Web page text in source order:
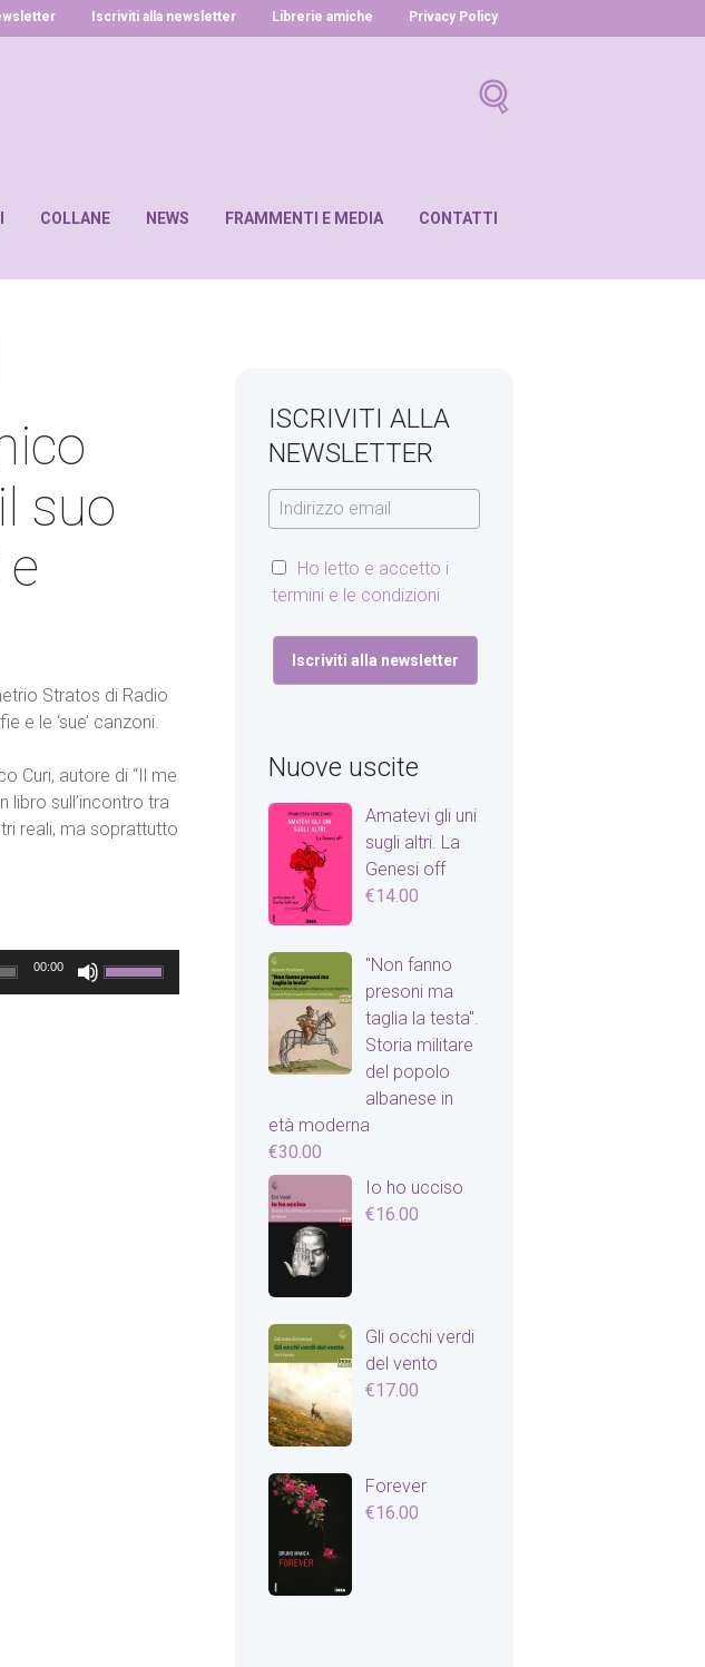
Iscriviti alla newsletter Librerie amiche Privacy Policy
COLLANE NEWS FRAMMENTI E MEDIA CONTATTI
suo
Stratos di Radio
e le ‘sue’ canzoni.
Curi, autore di “Il me
libro sull’incontro tra
reali, ma soprattutto
00:00
ISCRIVITI ALLA
NEWSLETTER
Ho letto e accetto i
termini e le condizioni
Nuove uscite
Amatevi gli uni
sugli altri. La
Genesi off
€14.00
"Non fanno
presoni ma
taglia la testa".
Storia militare
del popolo
albanese in
età moderna
€30.00
Io ho ucciso
€16.00
Gli occhi verdi
del vento
€17.00
Forever
€16.00